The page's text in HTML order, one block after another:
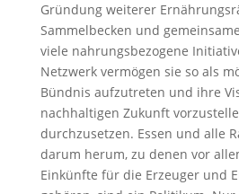
Gründung weiterer
Sammelbecken und
viele nahrungsbezogene
Netzwerk vermögen sie so als
Bündnis aufzutreten und ihre
nachhaltigen Zukunft
durchzusetzen. Essen und alle
darum herum, zu denen vor
Einkünfte für die Erzeuger und